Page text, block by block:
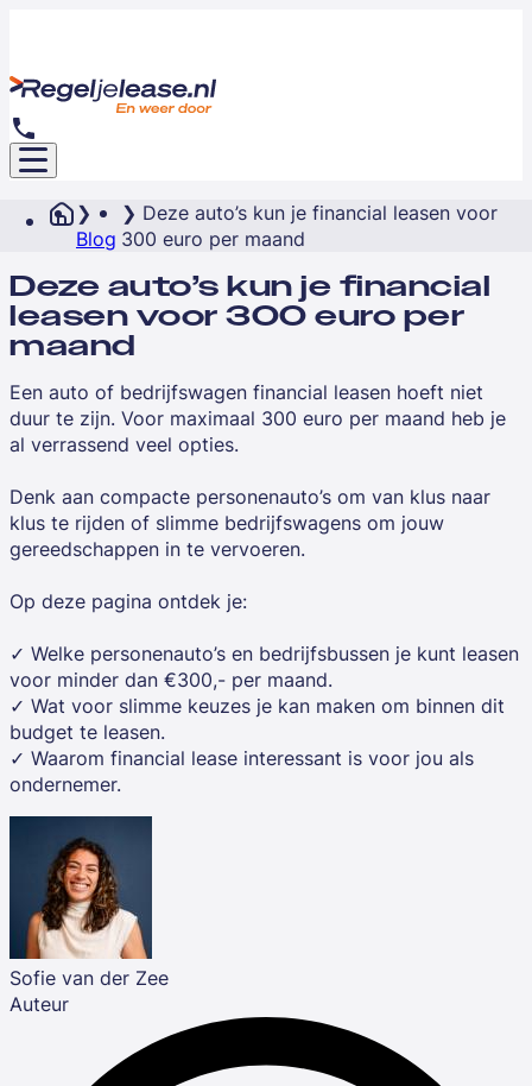
Blog
Deze auto’s kun je financial leasen voor
300 euro per maand
Deze auto’s kun je financial
leasen voor 300 euro per
maand
Een auto of bedrijfswagen financial leasen hoeft niet
duur te zijn. Voor maximaal 300 euro per maand heb je
al verrassend veel opties.
Denk aan compacte personenauto’s om van klus naar
klus te rijden of slimme bedrijfswagens om jouw
gereedschappen in te vervoeren.
Op deze pagina ontdek je:
✓ Welke personenauto’s en bedrijfsbussen je kunt leasen
voor minder dan €300,- per maand.
✓ Wat voor slimme keuzes je kan maken om binnen dit
budget te leasen.
✓ Waarom financial lease interessant is voor jou als
ondernemer.
Sofie van der Zee
Auteur